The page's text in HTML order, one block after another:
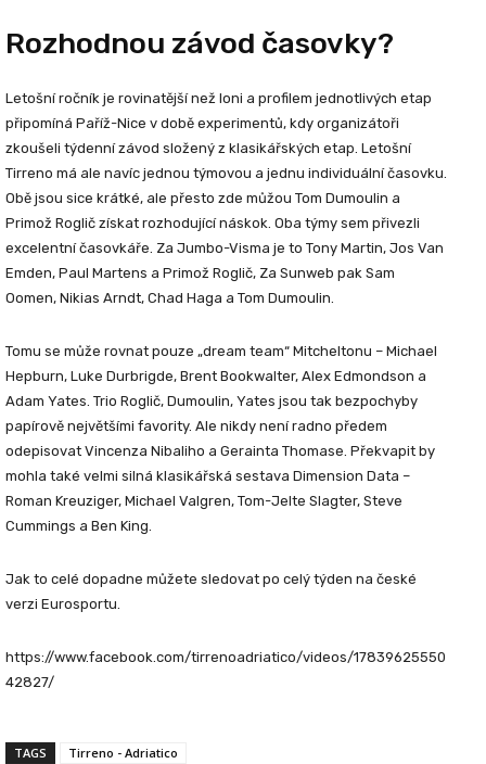
Rozhodnou závod časovky?
Letošní ročník je rovinatější než loni a profilem jednotlivých etap
připomíná Paříž-Nice v době experimentů, kdy organizátoři
zkoušeli týdenní závod složený z klasikářských etap. Letošní
Tirreno má ale navíc jednou týmovou a jednu individuální časovku.
Obě jsou sice krátké, ale přesto zde můžou Tom Dumoulin a
Primož Roglič získat rozhodující náskok. Oba týmy sem přivezli
excelentní časovkáře. Za Jumbo-Visma je to Tony Martin, Jos Van
Emden, Paul Martens a Primož Roglič, Za Sunweb pak Sam
Oomen, Nikias Arndt, Chad Haga a Tom Dumoulin.
Tomu se může rovnat pouze „dream team“ Mitcheltonu – Michael
Hepburn, Luke Durbrigde, Brent Bookwalter, Alex Edmondson a
Adam Yates. Trio Roglič, Dumoulin, Yates jsou tak bezpochyby
papírově největšími favority. Ale nikdy není radno předem
odepisovat Vincenza Nibaliho a Gerainta Thomase. Překvapit by
mohla také velmi silná klasikářská sestava Dimension Data –
Roman Kreuziger, Michael Valgren, Tom-Jelte Slagter, Steve
Cummings a Ben King.
Jak to celé dopadne můžete sledovat po celý týden na české
verzi Eurosportu.
https://www.facebook.com/tirrenoadriatico/videos/17839625550
42827/
TAGS Tirreno - Adriatico